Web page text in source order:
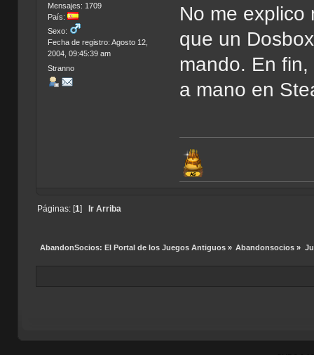
Mensajes: 1709
País:
Sexo:
Fecha de registro: Agosto 12,
2004, 09:45:39 am
Stranno
No me explico
que un
mando. En
a mano en
Páginas: [ 1 Ir Arriba
AbandonSocios: El Portal de los Juegos Antiguos» Abandonsocios »